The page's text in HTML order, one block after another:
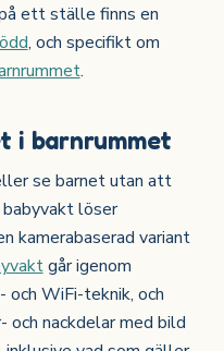
ett ställe finns en
, och specifikt om
.
i barnrummet
se barnet utan att
löser
kamerabaserad variant
går igenom
och WiFi-teknik, och
och nackdelar med bild